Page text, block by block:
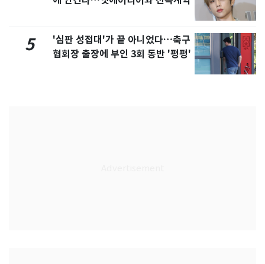
5
'심판 성접대'가 끝 아니었다…축구
협회장 출장에 부인 3회 동반 '펑펑'